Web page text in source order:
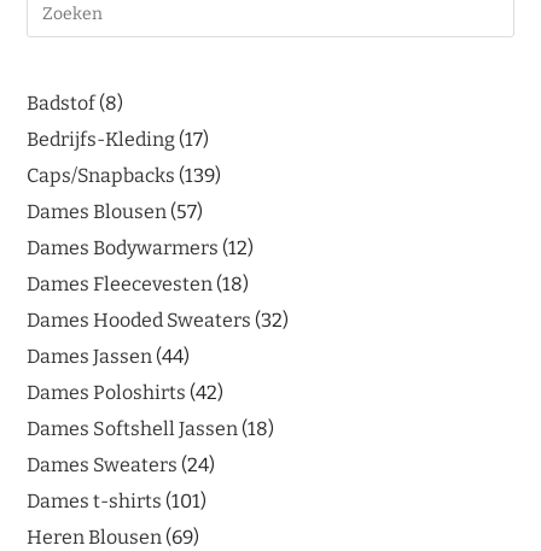
Badstof 8
Bedrijfs-Kleding 17
Caps/Snapbacks 139
Dames Blousen 57
Dames Bodywarmers 12
Dames Fleecevesten 18
Dames Hooded Sweaters 32
Dames Jassen 44
Dames Poloshirts 42
Dames Softshell Jassen 18
Dames Sweaters 24
Dames t-shirts 101
Heren Blousen 69